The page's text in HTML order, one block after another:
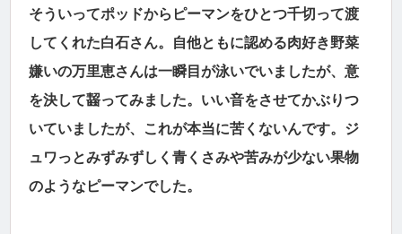
そういってポッドからピーマンをひとつ千切って渡
してくれた白石さん。自他ともに認める肉好き野菜
嫌いの万里恵さんは一瞬目が泳いでいましたが、意
を決して齧ってみました。いい音をさせてかぶりつ
いていましたが、これが本当に苦くないんです。ジ
ュワっとみずみずしく青くさみや苦みが少ない果物
のようなピーマンでした。